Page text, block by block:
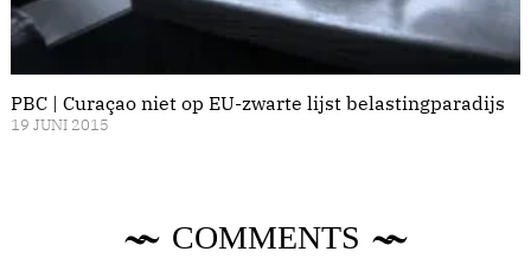
PBC | Curaçao niet op EU-zwarte lijst belastingparadijs
19 JUNI 2015
COMMENTS